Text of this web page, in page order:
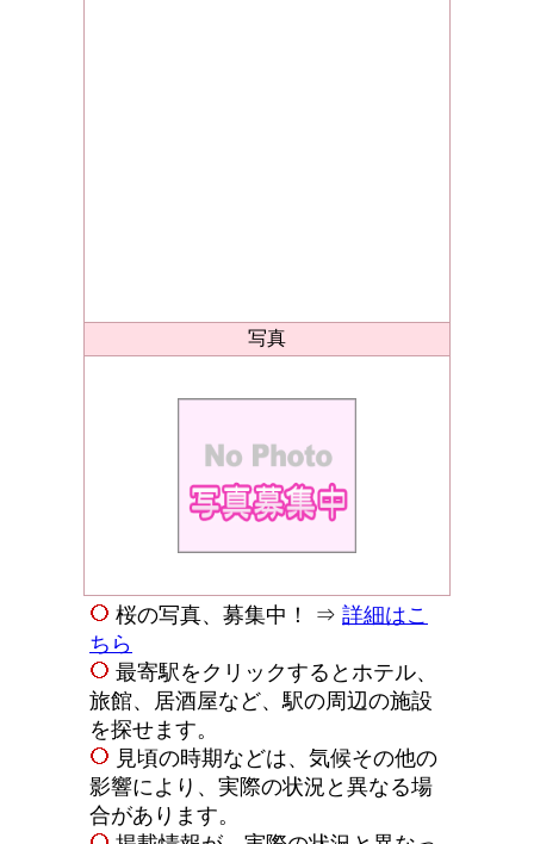
写真
桜の写真、募集中！ ⇒ 詳細はこ
ちら
最寄駅をクリックするとホテル、
旅館、居酒屋など、駅の周辺の施設
を探せます。
見頃の時期などは、気候その他の
影響により、実際の状況と異なる場
合があります。